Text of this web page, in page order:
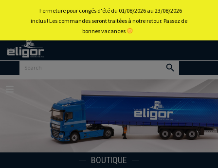
Retour
BOUTIQUE
Fermeture pour congés d'été du 01/08/2026 au 23/08/2026
inclus ! Les commandes seront traitées à notre retour. Passez de
bonnes vacances